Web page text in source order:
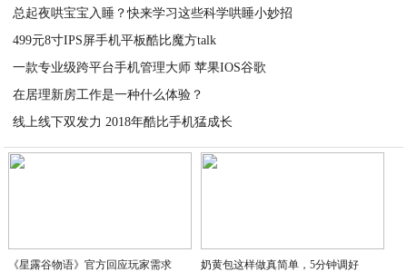
总起夜哄宝宝入睡？快来学习这些科学哄睡小妙招
499元8寸IPS屏手机平板酷比魔方talk
一款专业级跨平台手机管理大师 苹果IOS谷歌
在居理新房工作是一种什么体验？
线上线下双发力 2018年酷比手机猛成长
2020-05-15
《星露谷物语》官方回应玩家需求 奶黄包这样做真简单，5分钟调好